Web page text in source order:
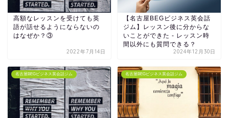
高額なレッスンを受けても英
語が話せるようにならないの
はなぜか？③
2022年7月14日
【名古屋BEGビジネス英会話
ジム】レッスン後に分からな
いことができた - レッスン時
間以外にも質問できる？
2024年12月30日
名古屋BEGビジネス英会話ジム 名古屋BEGビジネス英会話ジム